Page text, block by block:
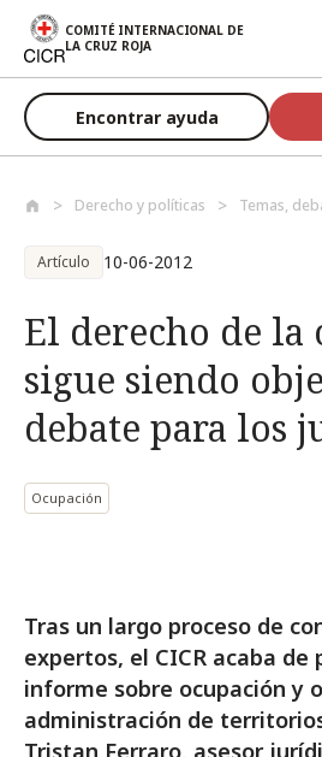
Pasar al contenido principal
COMITÉ INTERNACIONAL DE
LA CRUZ ROJA
Encontrar ayuda
Derecho y políticas Temas,
Artículo 10-06-2012
El derecho de la
sigue siendo
debate para los
Ocupación
Tras un largo proceso de
expertos, el CICR acaba de
informe sobre ocupación y
administración de
Tristan Ferraro, asesor